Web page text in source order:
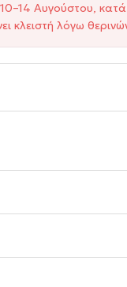
Αυγούστου,
κλειστή λόγω